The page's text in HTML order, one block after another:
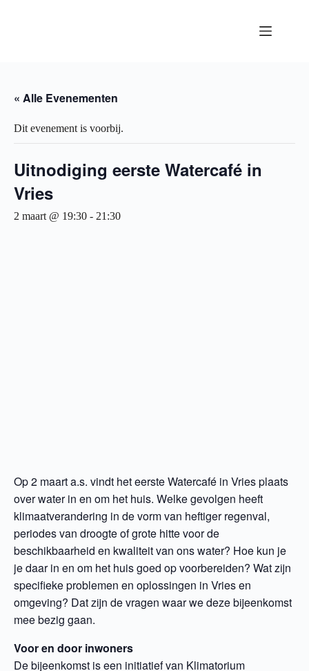
« Alle Evenementen
Dit evenement is voorbij.
Uitnodiging eerste Watercafé in
Vries
2 maart @ 19:30 - 21:30
Op 2 maart a.s. vindt het eerste Watercafé in Vries plaats
over water in en om het huis. Welke gevolgen heeft
klimaatverandering in de vorm van heftiger regenval,
periodes van droogte of grote hitte voor de
beschikbaarheid en kwaliteit van ons water? Hoe kun je
je daar in en om het huis goed op voorbereiden? Wat zijn
specifieke problemen en oplossingen in Vries en
omgeving? Dat zijn de vragen waar we deze bijeenkomst
mee bezig gaan.
Voor en door inwoners
De bijeenkomst is een initiatief van Klimatorium